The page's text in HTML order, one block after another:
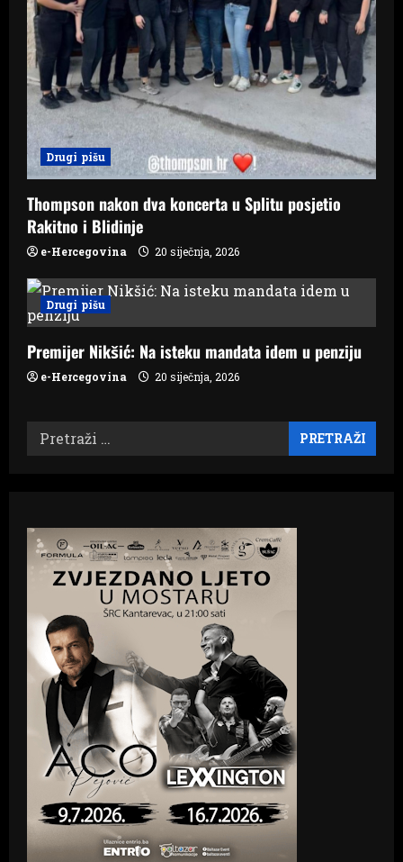
Drugi pišu
Thompson nakon dva koncerta u Splitu posjetio
Rakitno i Blidinje
e-Hercegovina 20 siječnja, 2026
Drugi pišu
Premijer Nikšić: Na isteku mandata idem u penziju
e-Hercegovina 20 siječnja, 2026
Pretraži: